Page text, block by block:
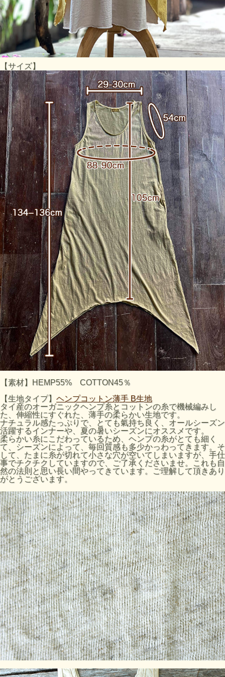
【サイズ】
【素材】HEMP55% COTTON45％
【生地タイプ】 ヘンプコットン薄手 B生地
タイ産のオーガニックヘンプ糸とコットンの糸で機械編みし
た、伸縮性にすぐれた、薄手の柔らかい生地です。
ナチュラル感たっぷりで、とても氣持ち良く、オールシーズン
活躍するインナーや、夏の暑いシーズンにオススメです。
柔らかい糸にこだわっているため、ヘンプの糸がとても細く
て、シーズンによって、毎回質感も多少かっわってきます。そ
して、たまに糸が切れて小さな穴が空いてしまいますが、手仕
事でチクチクしていますので、ご了承くださいませ。これも自
然の法則と思い長い間やってきています。ご理解して頂きあり
がとうございます。